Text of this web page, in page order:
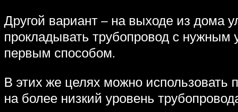
Другой вариант – на выходе из дома
прокладывать трубопровод с
первым способом.
В этих же целях можно использовать
на более низкий уровень